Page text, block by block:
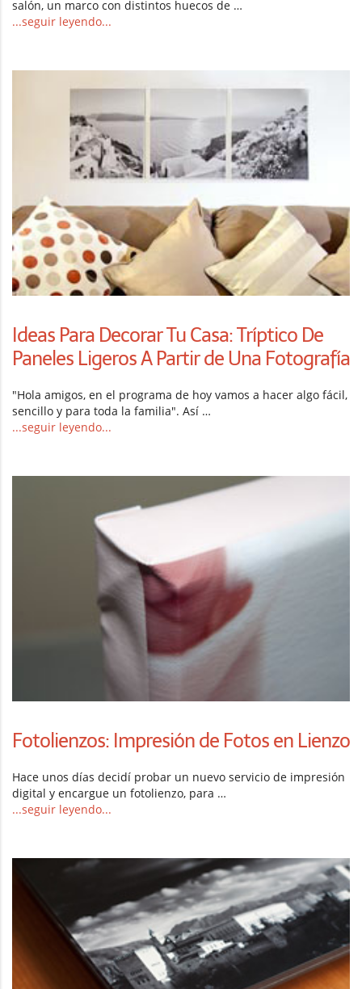
salón, un marco con distintos huecos de …
...seguir leyendo...
Ideas Para Decorar Tu Casa: Tríptico De
Paneles Ligeros A Partir de Una Fotografía
"Hola amigos, en el programa de hoy vamos a hacer algo fácil,
sencillo y para toda la familia". Así …
...seguir leyendo...
Fotolienzos: Impresión de Fotos en Lienzo
Hace unos días decidí probar un nuevo servicio de impresión
digital y encargue un fotolienzo, para …
...seguir leyendo...